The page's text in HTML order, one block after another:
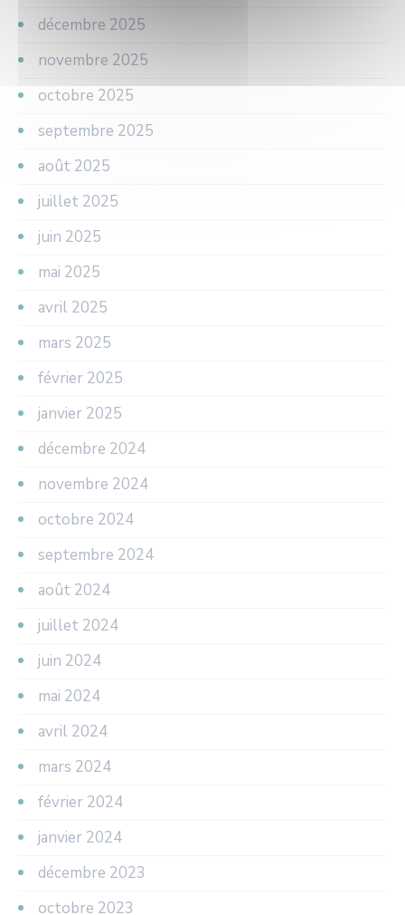
décembre 2025
novembre 2025
octobre 2025
septembre 2025
août 2025
juillet 2025
juin 2025
mai 2025
avril 2025
mars 2025
février 2025
janvier 2025
décembre 2024
novembre 2024
octobre 2024
septembre 2024
août 2024
juillet 2024
juin 2024
mai 2024
avril 2024
mars 2024
février 2024
janvier 2024
décembre 2023
octobre 2023